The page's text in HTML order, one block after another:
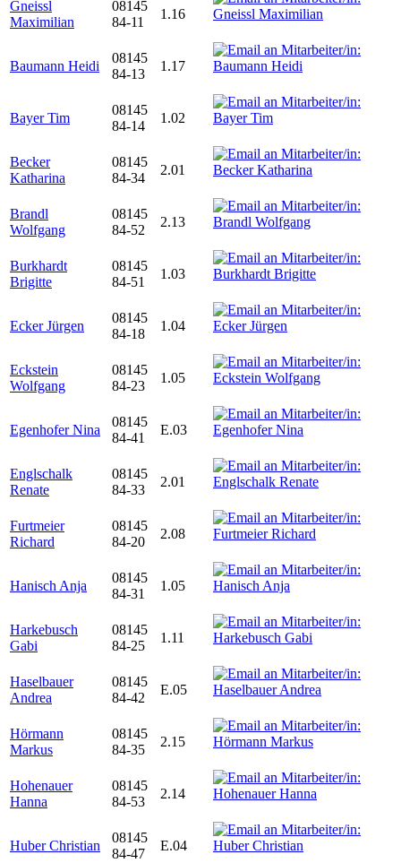
Gneissl
Maximilian
08145
84-11
1.16
Baumann Heidi
08145
84-13
1.17
Bayer Tim
08145
84-14
1.02
Becker
Katharina
08145
84-34
2.01
Brandl
Wolfgang
08145
84-52
2.13
Burkhardt
Brigitte
08145
84-51
1.03
Ecker Jürgen
08145
84-18
1.04
Eckstein
Wolfgang
08145
84-23
1.05
Egenhofer Nina
08145
84-41
E.03
Englschalk
Renate
08145
84-33
2.01
Furtmeier
Richard
08145
84-20
2.08
Hanisch Anja
08145
84-31
1.05
Harkebusch
Gabi
08145
84-25
1.11
Haselbauer
Andrea
08145
84-42
E.05
Hörmann
Markus
08145
84-35
2.15
Hohenauer
Hanna
08145
84-53
2.14
Huber Christian
08145
84-47
E.04